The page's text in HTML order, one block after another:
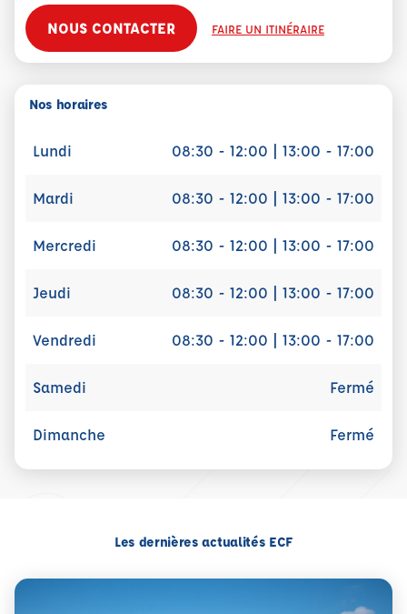
NOUS CONTACTER FAIRE UN ITINÉRAIRE
Nos horaires
Lundi 08:30 - 12:00 | 13:00 - 17:00
Mardi 08:30 - 12:00 | 13:00 - 17:00
Mercredi 08:30 - 12:00 | 13:00 - 17:00
Jeudi 08:30 - 12:00 | 13:00 - 17:00
Vendredi 08:30 - 12:00 | 13:00 - 17:00
Samedi Fermé
Dimanche Fermé
Les dernières actualités ECF